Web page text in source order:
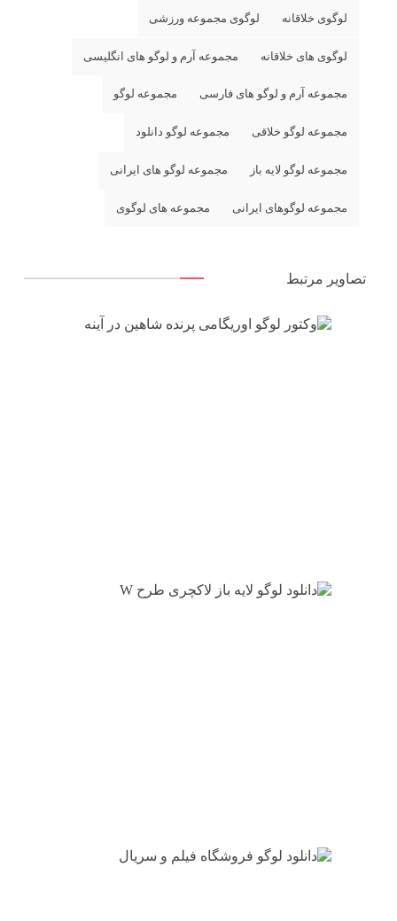
لوگوی خلاقانه لوگوی مجموعه ورزشی
لوگوی های خلاقانه مجموعه آرم و لوگو های انگلیسی
مجموعه آرم و لوگو های فارسی مجموعه لوگو
مجموعه لوگو خلاقی مجموعه لوگو دانلود
مجموعه لوگو لایه باز مجموعه لوگو های ایرانی
مجموعه لوگوهای ایرانی مجموعه های لوگوی
تصاویر مرتبط